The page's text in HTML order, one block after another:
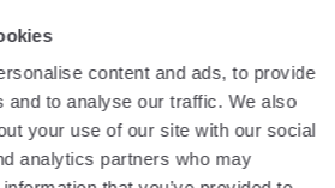
content and ads, to provide
and to analyse our traffic. We also
your use of our site with our social
analytics partners who may
de
change sur notre